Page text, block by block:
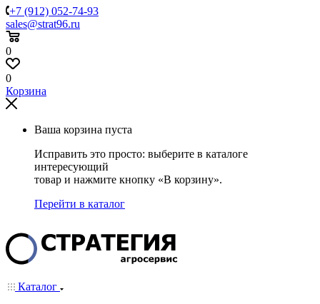
+7 (912) 052-74-93
sales@strat96.ru
0
0
Корзина
Ваша корзина пуста
Исправить это просто: выберите в каталоге
интересующий
товар и нажмите кнопку «В корзину».
Перейти в каталог
Каталог